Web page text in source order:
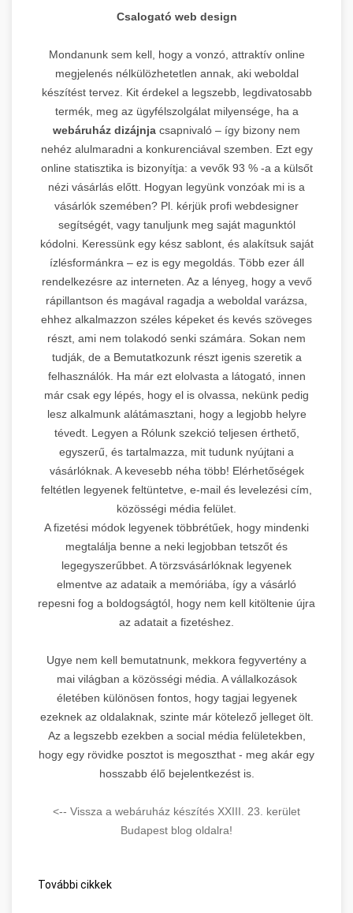
Csalogató web design
Mondanunk sem kell, hogy a vonzó, attraktív online
megjelenés nélkülözhetetlen annak, aki weboldal
készítést tervez. Kit érdekel a legszebb, legdivatosabb
termék, meg az ügyfélszolgálat milyensége, ha a
webáruház dizájnja csapnivaló – így bizony nem
nehéz alulmaradni a konkurenciával szemben. Ezt egy
online statisztika is bizonyítja: a vevők 93 % -a a külsőt
nézi vásárlás előtt. Hogyan legyünk vonzóak mi is a
vásárlók szemében? Pl. kérjük profi webdesigner
segítségét, vagy tanuljunk meg saját magunktól
kódolni. Keressünk egy kész sablont, és alakítsuk saját
ízlésformánkra – ez is egy megoldás. Több ezer áll
rendelkezésre az interneten. Az a lényeg, hogy a vevő
rápillantson és magával ragadja a weboldal varázsa,
ehhez alkalmazzon széles képeket és kevés szöveges
részt, ami nem tolakodó senki számára. Sokan nem
tudják, de a Bemutatkozunk részt igenis szeretik a
felhasználók. Ha már ezt elolvasta a látogató, innen
már csak egy lépés, hogy el is olvassa, nekünk pedig
lesz alkalmunk alátámasztani, hogy a legjobb helyre
tévedt. Legyen a Rólunk szekció teljesen érthető,
egyszerű, és tartalmazza, mit tudunk nyújtani a
vásárlóknak. A kevesebb néha több! Elérhetőségek
feltétlen legyenek feltüntetve, e-mail és levelezési cím,
közösségi média felület.
A fizetési módok legyenek többrétűek, hogy mindenki
megtalálja benne a neki legjobban tetszőt és
legegyszerűbbet. A törzsvásárlóknak legyenek
elmentve az adataik a memóriába, így a vásárló
repesni fog a boldogságtól, hogy nem kell kitöltenie újra
az adatait a fizetéshez.
Ugye nem kell bemutatnunk, mekkora fegyvertény a
mai világban a közösségi média. A vállalkozások
életében különösen fontos, hogy tagjai legyenek
ezeknek az oldalaknak, szinte már kötelező jelleget ölt.
Az a legszebb ezekben a social média felületekben,
hogy egy rövidke posztot is megoszthat - meg akár egy
hosszabb élő bejelentkezést is.
<-- Vissza a webáruház készítés XXIII. 23. kerület
Budapest blog oldalra!
További cikkek